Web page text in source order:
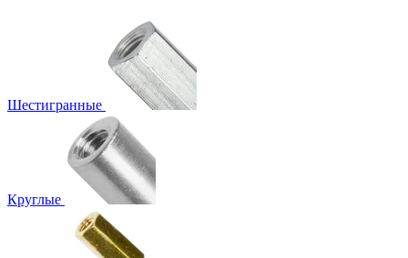
Шестигранные
Круглые